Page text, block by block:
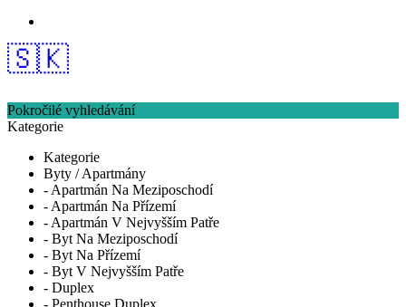
🇸🇰
Pokročilé vyhledávání
Kategorie
Kategorie
Byty / Apartmány
- Apartmán Na Meziposchodí
- Apartmán Na Přízemí
- Apartmán V Nejvyšším Patře
- Byt Na Meziposchodí
- Byt Na Přízemí
- Byt V Nejvyšším Patře
- Duplex